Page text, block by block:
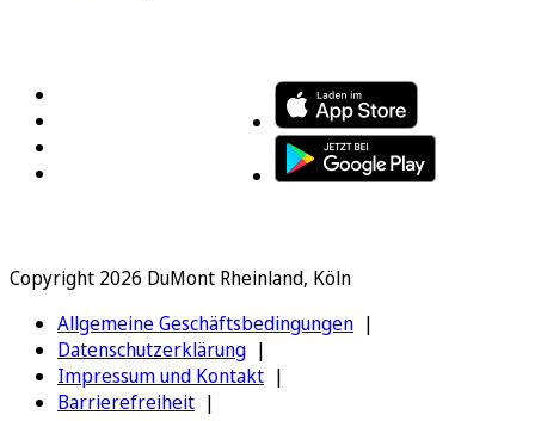
Copyright 2026 DuMont Rheinland, Köln
Allgemeine Geschäftsbedingungen
Datenschutzerklärung
Impressum und Kontakt
Barrierefreiheit